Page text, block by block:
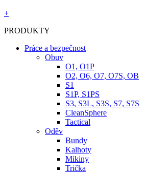
+
PRODUKTY
Práce a bezpečnost
Obuv
O1, O1P
O2, O6, O7, O7S, OB
S1
S1P, S1PS
S3, S3L, S3S, S7, S7S
CleanSphere
Tactical
Oděv
Bundy
Kalhoty
Mikiny
Trička